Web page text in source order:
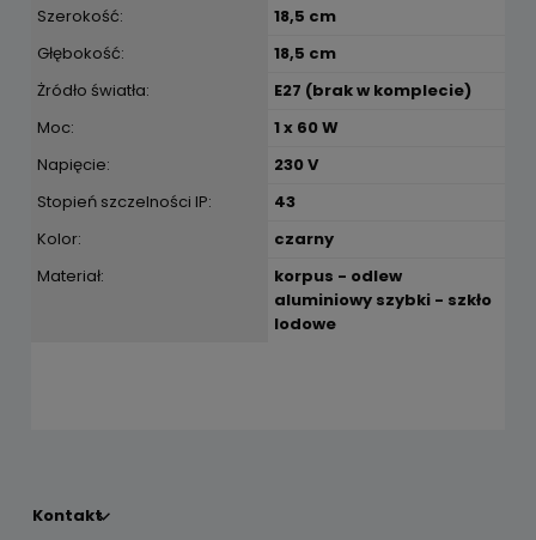
Szerokość:
18,5 cm
Głębokość:
18,5 cm
Żródło światła:
E27 (brak w komplecie)
Moc:
1 x 60 W
Napięcie:
230 V
Stopień szczelności IP:
43
Kolor:
czarny
Materiał:
korpus - odlew
aluminiowy szybki - szkło
lodowe
Kontakt